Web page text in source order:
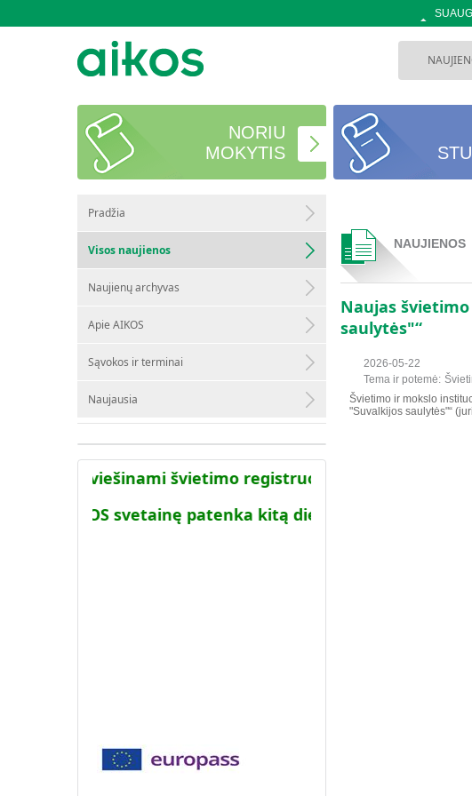
NORIU
MOKYTIS
Pradžia
Visos naujienos
Naujienų archyvas
Apie AIKOS
Sąvokos ir terminai
Naujausia
viešinami švietimo registruose turimi duomenys
į AIKOS svetainę patenka kitą dieną po to kai ši
NAUJIENOS
Naujas
saulytės"“
2026-05-22
Tema ir potemė:
Švietimo ir mokslo
"Suvalkijos saulytės"“